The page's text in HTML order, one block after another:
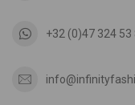
+32 (0)47 324 53